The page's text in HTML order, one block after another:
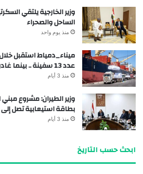
وزير الخارجية يلتقي
الساحل والصحراء
منذ يوم واحد
عدد 13 سفينة .. بينما غادر 12 سفينة
منذ 3 أيام
بطاقة استيعابية تصل إلى 40 مليون راكب سنوياً
منذ 3 أيام
ابحث حسب التاريخ